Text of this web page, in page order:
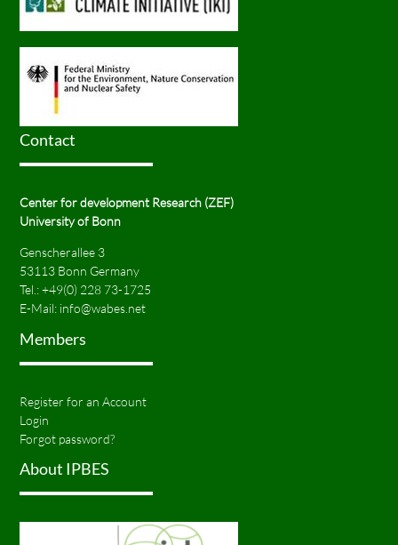
Contact
Center for development Research (ZEF)
University of Bonn
Genscherallee 3
53113 Bonn Germany
Tel.:+49(0) 228 73-1725
E-Mail: info@wabes.net
Members
Register for an Account
Login
Forgot password?
About IPBES